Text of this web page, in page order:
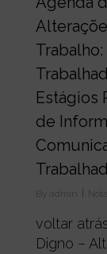
Estágios
de
By admin
voltar
Digno –